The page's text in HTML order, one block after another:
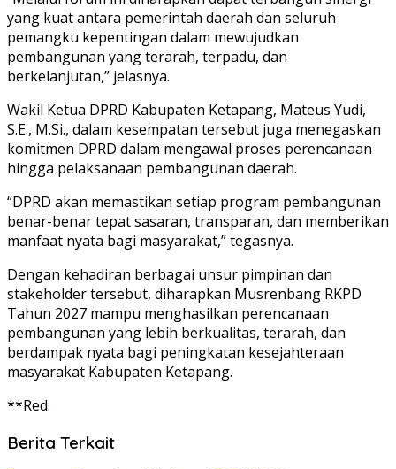
yang kuat antara pemerintah daerah dan seluruh
pemangku kepentingan dalam mewujudkan
pembangunan yang terarah, terpadu, dan
berkelanjutan,” jelasnya.
Wakil Ketua DPRD Kabupaten Ketapang, Mateus Yudi,
S.E., M.Si., dalam kesempatan tersebut juga menegaskan
komitmen DPRD dalam mengawal proses perencanaan
hingga pelaksanaan pembangunan daerah.
“DPRD akan memastikan setiap program pembangunan
benar-benar tepat sasaran, transparan, dan memberikan
manfaat nyata bagi masyarakat,” tegasnya.
Dengan kehadiran berbagai unsur pimpinan dan
stakeholder tersebut, diharapkan Musrenbang RKPD
Tahun 2027 mampu menghasilkan perencanaan
pembangunan yang lebih berkualitas, terarah, dan
berdampak nyata bagi peningkatan kesejahteraan
masyarakat Kabupaten Ketapang.
**Red.
Berita Terkait